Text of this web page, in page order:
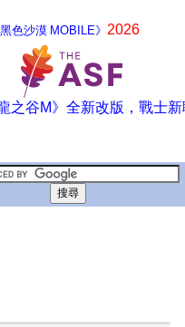
黑色沙漠 MOBILE》 2026